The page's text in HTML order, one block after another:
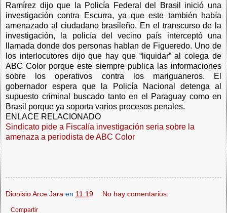
Ramírez dijo que la Policía Federal del Brasil inició una
investigación contra Escurra, ya que este también había
amenazado al ciudadano brasileño. En el transcurso de la
investigación, la policía del vecino país interceptó una
llamada donde dos personas hablan de Figueredo. Uno de
los interlocutores dijo que hay que “liquidar” al colega de
ABC Color porque este siempre publica las informaciones
sobre los operativos contra los mariguaneros. El
gobernador espera que la Policía Nacional detenga al
supuesto criminal buscado tanto en el Paraguay como en
Brasil porque ya soporta varios procesos penales.
ENLACE RELACIONADO
Sindicato pide a Fiscalía investigación seria sobre la
amenaza a periodista de ABC Color
Dionisio Arce Jara en 11:19 No hay comentarios:
Compartir